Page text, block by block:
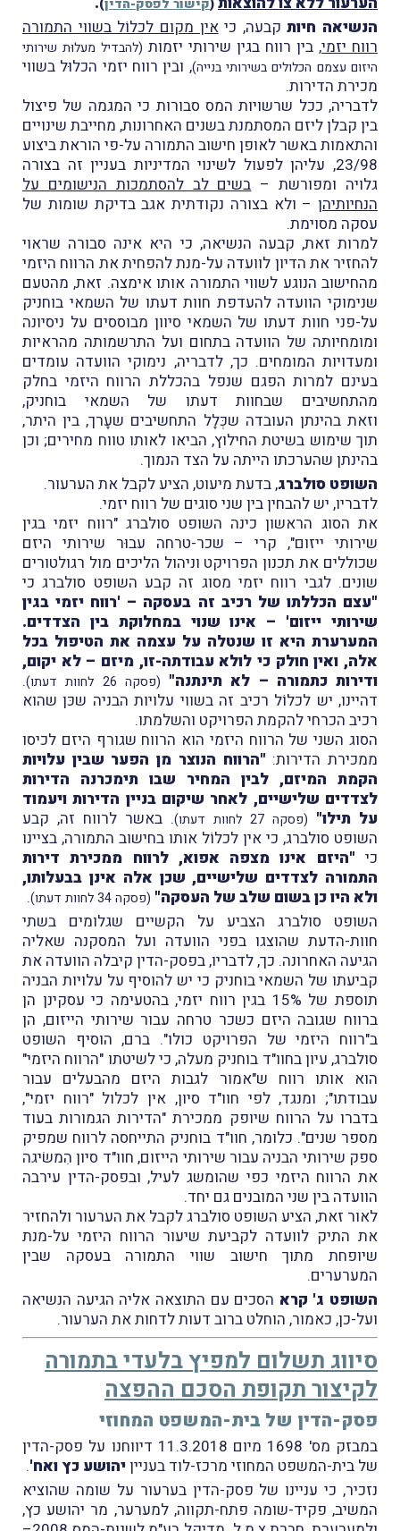
הנשיאה חיותקבעה, כיאין מקום לכלוֹל בשווי התמורה
רווח יזמי, בין רווח בגין שירותי יזמות (להבדיל מעלוּת שירותי
היזום עצמם הכלולים בשירותי בנייה), ובין רווח יזמי הכלוּל בשווי
מכירת הדירות.
לדבריה, ככל שרשויות המס סבורות כי המגמה של פיצול
בין קבלן ליזם המסתמנת בשנים האחרונות, מחייבת שינויים
והתאמות באשר לאופן חישוב התמורה על-פי הוראת ביצוע
23/98, עליהן לפעול לשינוי המדיניות בעניין זה בצורה
גלויה ומפורשת – בשים לב להסתמכות הנישומים על
הנחיותיהן – ולא בצורה נקודתית אגב בדיקת שומות של
עסקה מסוימת.
למרות זאת, קבעה הנשיאה, כי היא אינה סבורה שראוי
להחזיר את הדיון לוועדה על-מנת להפחית את הרווח היזמי
מהחישוב הנוגע לשווי התמורה אותו אימצה. זאת, מהטעם
שנימוקי הוועדה להעדפת חוות דעתו של השמאי בוחניק
על-פני חוות דעתו של השמאי סיוון מבוססים על ניסיונה
ומומחיותה של הוועדה בתחום ועל התרשמותה מהראיות
ומעדויות המומחים. כך, לדבריה, נימוקי הוועדה עומדים
בעינם למרות הפגם שנפל בהכללת הרווח היזמי בחלק
מהתחשיבים שבחוות דעתו של השמאי בוחניק,
וזאת בהינתן העובדה שכְּלָל התחשיבים שעָרך, בין היתר,
תוך שימוש בשיטת החילוץ, הביאו לאותו טווח מחירים; וכן
בהינתן שהערכתו הייתה על הצד הנמוך.
השופט סולברג, בדעת מיעוט, הציע לקבל את הערעור.
לדבריו, יש להבחין בין שני סוגים של רווח יזמי.
את הסוג הראשון כינה השופט סולברג "רווח יזמי בגין
שירותי ייזום", קרי – שכר-טרחה עבוּר שירותי היזם
שכוללים את תכנון הפרויקט וניהול הליכים מול רגולטורים
שונים. לגבי רווח יזמי מסוג זה קבע השופט סולברג כי
"עצם הכללתו של רכיב זה בעסקה – 'רווח יזמי בגין
שירותי ייזום' – אינו שנוי במחלוקת בין הצדדים.
המערערת היא זו שנטלה על עצמה את הטיפול בכל
אלה, ואין חולק כי לולא עבודתה-זו, מיזם – לא יקום,
ודירות כתמורה – לא תינתנה" (פסקה 26 לחוות דעתו)
.
דהיינו, יש לכלוֹל רכיב זה בשווי עלויות הבניה שכּן שהוא
רכיב הכרחי להקמת הפרויקט והשלמתו.
הסוג השני של הרווח היזמי הוא הרווח שגורף היזם לכיסו
ממכירת הדירות: "הרווח הנוצר מן הפער שבין עלויות
הקמת המיזם, לבין המחיר שבו תימכרנה הדירות
לצדדים שלישיים, לאחר שיקום בניין הדירות ויעמוד
על תילו" (פסקה 27 לחוות דעתו)
. באשר לרווח זה, קבע
השופט סולברג, כי אין לכלוֹל אותו בחישוב התמורה, בציינו
כי "היזם אינו מצפה אפוא, לרווח ממכירת דירות
התמורה לצדדים שלישיים, שכן אלה אינן בבעלותו,
ולא היו כן בשום שלב של העסקה" (פסקה 34 לחוות דעתו)
.
השופט סולברג הצביע על הקשיים שגלומים בשתי
חוות-הדעת שהוצגו בפני הוועדה ועל המסקנה שאליה
הגיעה האחרונה. כך, לדבריו, בפסק-הדין קיבלה הוועדה את
קביעתו של השמאי בוחניק כי יש להוסיף על עלויות הבניה
תוספת של 15% בגין רווח יזמי, בהטעימה כי עסקינן הן
ברווח שגובה היזם כשכר טרחה עבור שירותי הייזום, הן
ב"רווח היזמי של הפרויקט כולו". ברם, הוסיף השופט
סולברג, עיון בחוו"ד בוחניק מעלה, כי לשיטתו "הרווח היזמי"
הוא אותו רווח ש"אמור לגבות היזם מהבעלים עבור
עבודתו"; ומנגד, לפי חוו"ד סיון, אין לכלול "רווח יזמי",
בדברו על הרווח שיופק ממכירת "הדירות הגמורות בעוד
מספר שנים". כלומר, חוו"ד בוחניק התייחסה לרווח שמפיק
ספק שירותי הבניה עבור שירותי הייזום, חוו"ד סיון הִמשׂיגה
את הרווח היזמי כפי שהומשג לעיל, ובפסק-הדין עירבה
הוועדה בין שני המובנים גם יחד.
לאור זאת, הציע השופט סולברג לקבל את הערעור ולהחזיר
את התיק לוועדה לקביעת שיעור הרווח היזמי על-מנת
שיופחת מתוך חישוב שווי התמורה בעסקה שבין
המערערים.
השופט ג' קרא הסכים עם התוצאה אליה הגיעה הנשיאה
ועל-כן, כאמור, הוחלט ברוב דעות לדחות את הערעור.
סיווג תשלום למפיץ בלעדי בתמורה
לקיצור תקופת הסכם ההפצה
פסק-הדין של בית-המשפט המחוזי
במבזק מס' 1698 מיום 11.3.2018 דיווחנו על פסק-הדין
של בית-המשפט המחוזי מרכז-לוד בענייןיהושע כץ ואח'.
נזכיר, כי עניינו של פסק-הדין בערעור על שומה שהוציא
המשיב, פקיד-שומה פתח-תקווה, למערער, מר יהושע כץ,